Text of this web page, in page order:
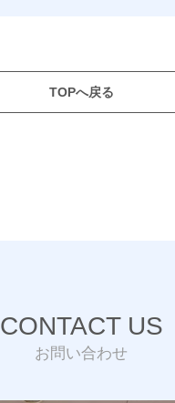
TOPへ戻る
CONTACT US
お問い合わせ